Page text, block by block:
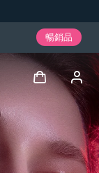
暢銷品
用戶信息